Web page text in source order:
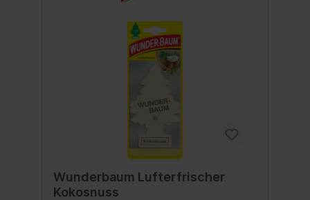
Wunderbaum Lufterfrischer
Kokosnuss